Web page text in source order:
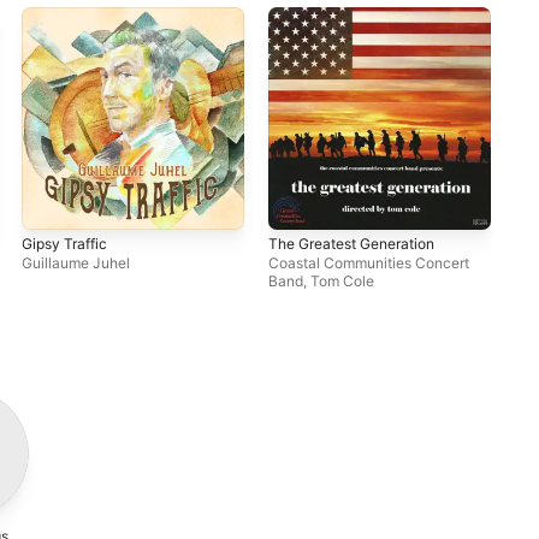
Gipsy Traffic
Guillaume Juhel
The Greatest Generation
Coastal Communities Concert
Band ,Tom Cole